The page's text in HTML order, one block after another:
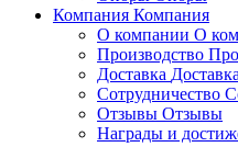
Компания Компания
О компании О
Производство
Доставка Доставка
Сотрудничество
Отзывы Отзывы
Награды и